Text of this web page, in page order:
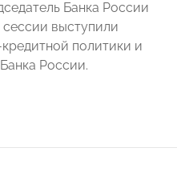
Банка России
выступили
политики и
России.